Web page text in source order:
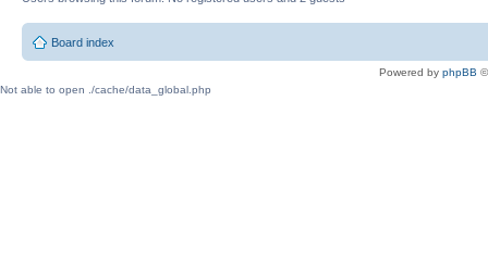
Board index
Powered by phpBB
Not able to open ./cache/data_global.php